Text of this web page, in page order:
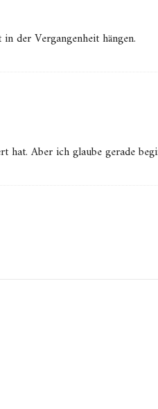
der Vergangenheit hängen.
hat. Aber ich glaube gerade